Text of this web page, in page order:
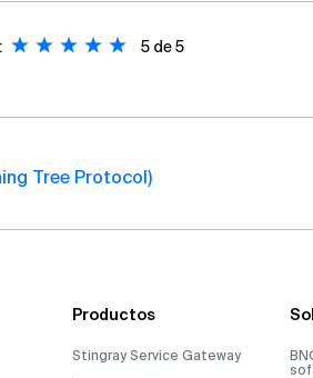
5 de 5
Tree Protocol)
Productos
Stingray Service Gateway